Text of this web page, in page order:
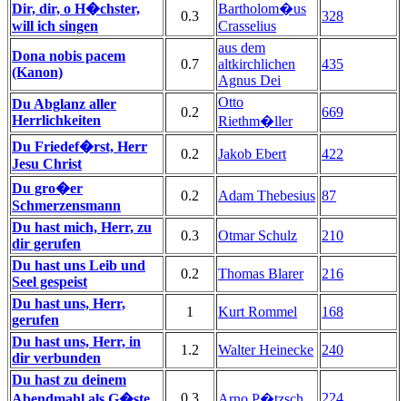
Dir, dir, o H�chster,
will ich singen
0.3
Bartholom�us
Crasselius
328
Dona nobis pacem
(Kanon)
0.7
aus dem
altkirchlichen
Agnus Dei
435
Du Abglanz aller
Herrlichkeiten
0.2
Otto
Riethm�ller
669
Du Friedef�rst, Herr
Jesu Christ
0.2 Jakob Ebert 422
Du gro�er
Schmerzensmann
0.2 Adam Thebesius 87
Du hast mich, Herr, zu
dir gerufen
0.3 Otmar Schulz
210
Du hast uns Leib und
Seel gespeist
0.2 Thomas Blarer
216
Du hast uns, Herr,
gerufen
1 Kurt Rommel
168
Du hast uns, Herr, in
dir verbunden
1.2 Walter Heinecke 240
Du hast zu deinem